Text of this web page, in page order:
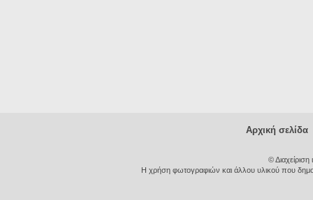
Αρχική σελίδα
©
Η χρήση φωτογραφιών και άλλου υλικού που